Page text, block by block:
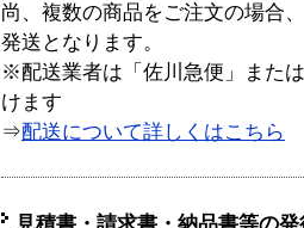
尚、複数の商品をご注文の場合
発送となります。
※配送業者は「佐川急便」また
けます
⇒配送について詳しくはこちら